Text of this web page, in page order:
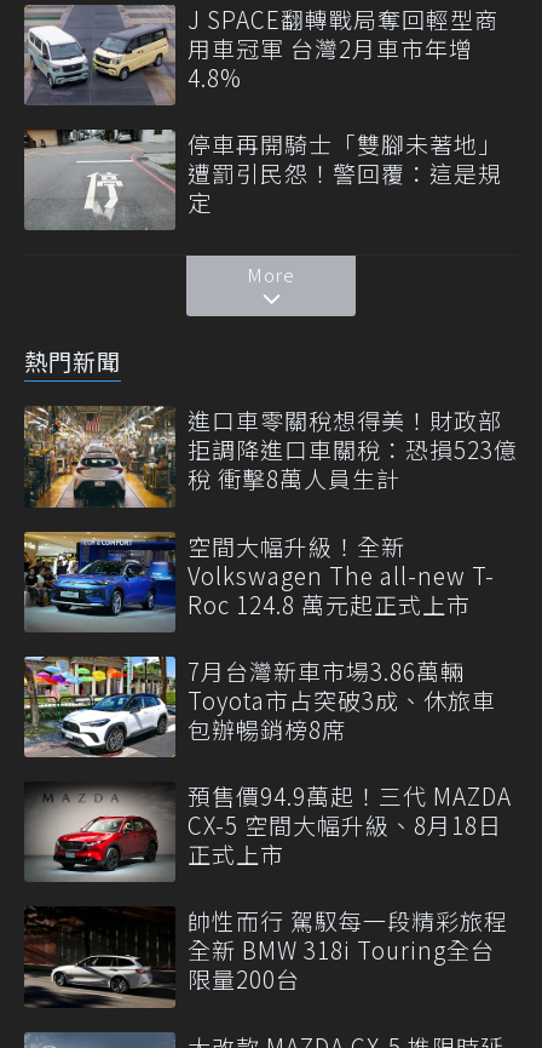
J SPACE翻轉戰局奪回輕型商
用車冠軍 台灣2月車市年增
4.8%
停車再開騎士「雙腳未著地」
遭罰引民怨！警回覆：這是規
定
More
熱門新聞
進口車零關稅想得美！財政部
拒調降進口車關稅：恐損523億
稅 衝擊8萬人員生計
空間大幅升級！全新
Volkswagen The all-new T-
Roc 124.8 萬元起正式上市
7月台灣新車市場3.86萬輛
Toyota市占突破3成、休旅車
包辦暢銷榜8席
預售價94.9萬起！三代 MAZDA
CX-5 空間大幅升級、8月18日
正式上市
帥性而行 駕馭每一段精彩旅程
全新 BMW 318i Touring全台
限量200台